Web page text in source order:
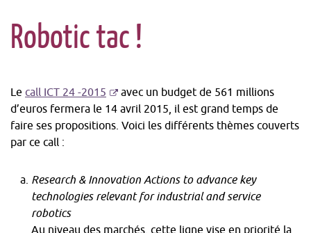
Chypre
Islande 1
Allemagne
15
Italie11
Uni
Suisse
8
Suède
6
France
6
Pays-
Espagne
3
Robotic tac !
Le call ICT 24 -2015
S'ouvre
dans
fenêtre
avec un budget de 561 millions
d’euros fermera le 14 avril 2015, il est grand temps de
faire ses propositions. Voici les différents thèmes couverts
par ce call :
Research & Innovation Actions to advance key
technologies relevant for industrial and service
robotics
Au niveau des marchés, cette ligne vise en priorité la